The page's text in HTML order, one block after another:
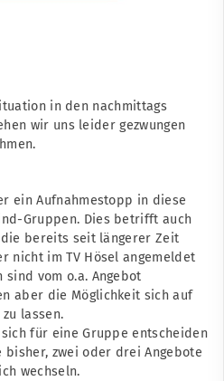
in den nachmittags
wir uns leider gezwungen
ein Aufnahmestopp in diese
Gruppen. Dies betrifft auch
die bereits seit längerer Zeit
nicht im TV Hösel angemeldet
sind vom o.a. Angebot
aber die Möglichkeit sich auf
lassen.
für eine Gruppe entscheiden
bisher, zwei oder drei Angebote
wechseln.